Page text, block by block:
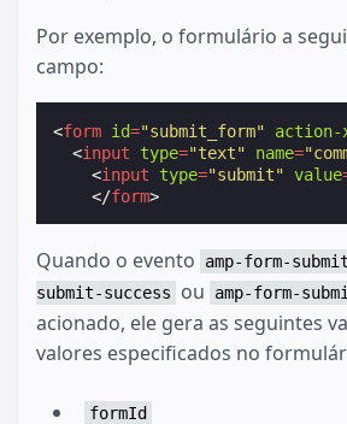
Por exemplo, o formulário a
campo:
<form id="submit_form" action-
<input type="text" name=
<input type="submit" value
</form>
Quando o evento amp-form-submit
submit-success
ou amp-form-
acionado, ele gera as seguintes
valores especificados no
formId